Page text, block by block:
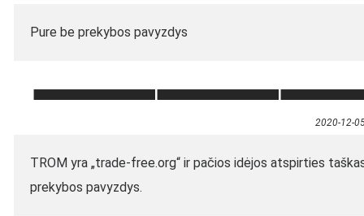
Pure be prekybos pavyzdys
2020-12-
TROM yra „trade-free.org“ ir pačios idėjos atspirties
prekybos pavyzdys.